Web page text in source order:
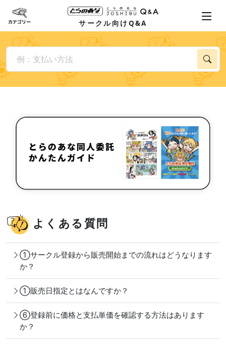
サークル向けQ&A
よくある質問
①サークル登録から販売開始までの流れはどうなります
か？
①販売日指定とはなんですか？
⑥登録前に価格と支払単価を確認する方法はあります
か？